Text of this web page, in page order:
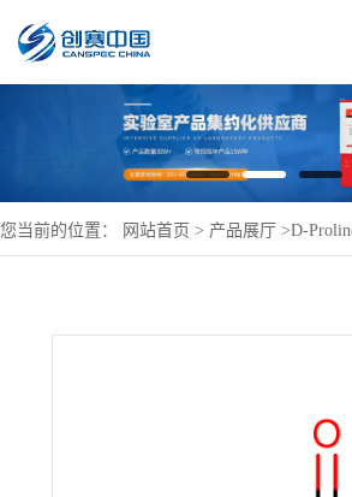
您当前的位置： 网站首页 > 产品展厅 >D-